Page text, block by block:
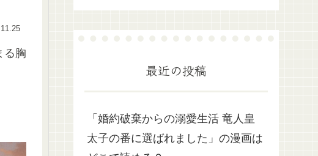
る胸
最近の投稿
「婚約破棄からの溺愛生活 竜人皇
太子の番に選ばれました」の漫画は